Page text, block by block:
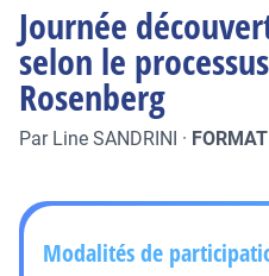
Journée
selon le
Rosenberg
Par Line SANDRINI ·
Modalités de